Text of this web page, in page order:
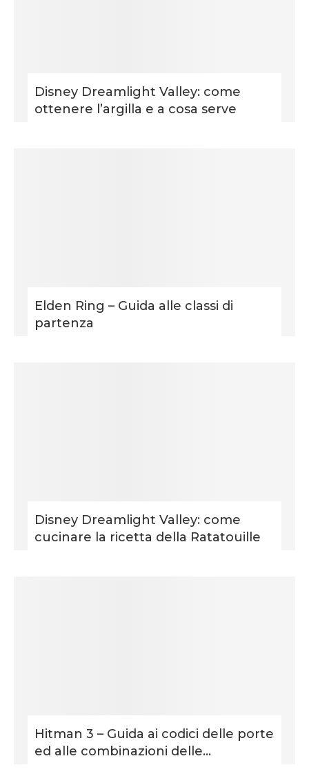
Disney Dreamlight Valley: come
ottenere l’argilla e a cosa serve
Elden Ring – Guida alle classi di
partenza
Disney Dreamlight Valley: come
cucinare la ricetta della Ratatouille
Hitman 3 – Guida ai codici delle porte
ed alle combinazioni delle...